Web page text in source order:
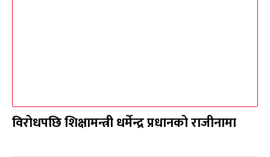
विरोधपछि शिक्षामन्त्री धर्मेन्द्र प्रधानको राजीनामा